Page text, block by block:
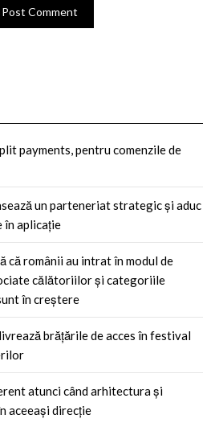
payments, pentru comenzile de
un parteneriat strategic și aduc
în aplicație
că românii au intrat în modul de
călătoriilor și categoriile
în creștere
brățările de acces în festival
atunci când arhitectura și
aceeași direcție